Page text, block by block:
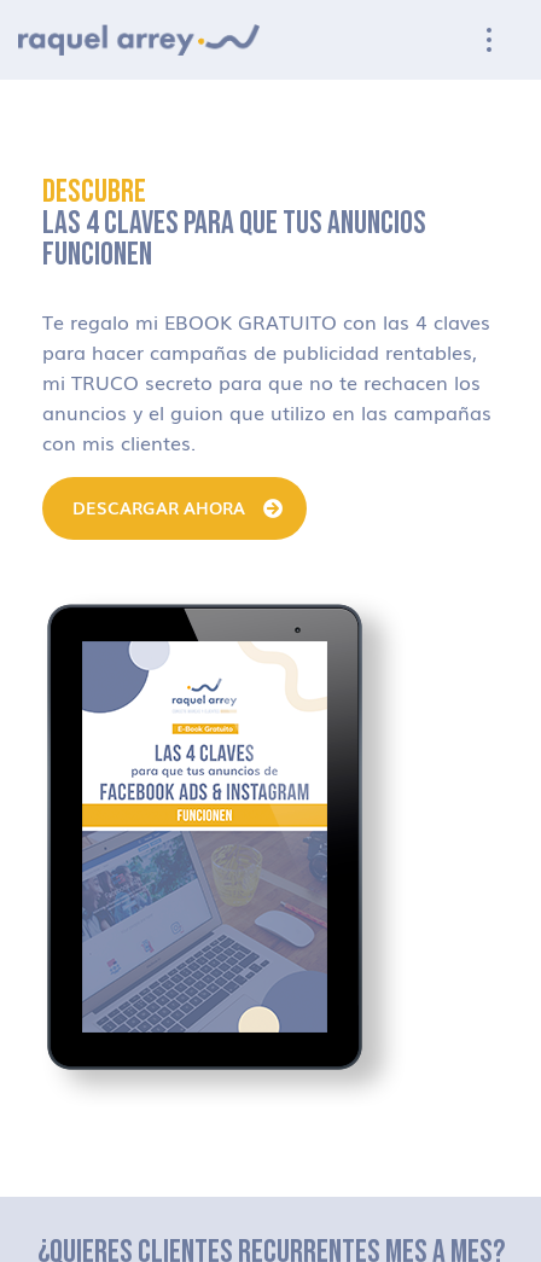
DESCUBRE
LAS 4 CLAVES PARA QUE TUS ANUNCIOS
FUNCIONEN
Te regalo mi EBOOK GRATUITO con las 4 claves
para hacer campañas de publicidad rentables,
mi TRUCO secreto para que no te rechacen los
anuncios y el guion que utilizo en las campañas
con mis clientes.
DESCARGAR AHORA
¿QUIERES CLIENTES RECURRENTES MES A MES?